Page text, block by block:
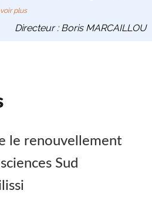
plus
Directeur : Boris MARCAILLOU
le renouvellement
Sud